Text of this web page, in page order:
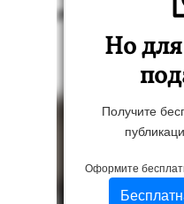
Но для
Получите
Оформите
PUSHRIN IN